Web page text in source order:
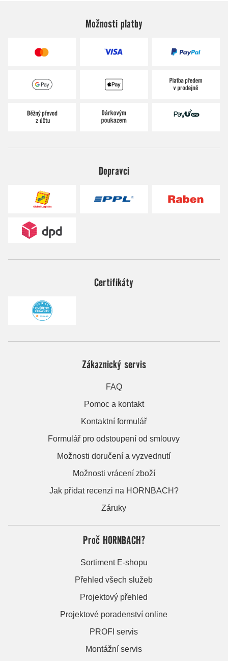
Možnosti platby
Dopravci
Certifikáty
Zákaznický servis
FAQ
Pomoc a kontakt
Kontaktní formulář
Formulář pro odstoupení od smlouvy
Možnosti doručení a vyzvednutí
Možnosti vrácení zboží
Jak přidat recenzi na HORNBACH?
Záruky
Proč HORNBACH?
Sortiment E-shopu
Přehled všech služeb
Projektový přehled
Projektové poradenství online
PROFI servis
Montážní servis